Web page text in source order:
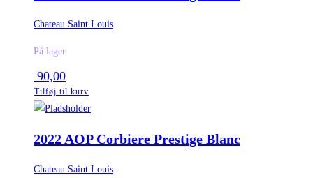
Chateau Saint Louis
På lager
90,00
Tilføj til kurv
2022 AOP Corbiere Prestige Blanc
Chateau Saint Louis